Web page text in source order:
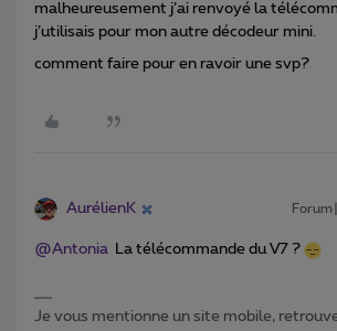
malheureusement j’ai renvoyé la
j’utilisais pour mon autre décodeur mini.
comment faire pour en ravoir une svp?
AurélienK
@Antonia La télécommande du V7 ?
Je vous mentionne un site mobile,